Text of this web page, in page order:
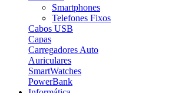
Smartphones
Telefones Fixos
Cabos USB
Capas
Carregadores Auto
Auriculares
SmartWatches
PowerBank